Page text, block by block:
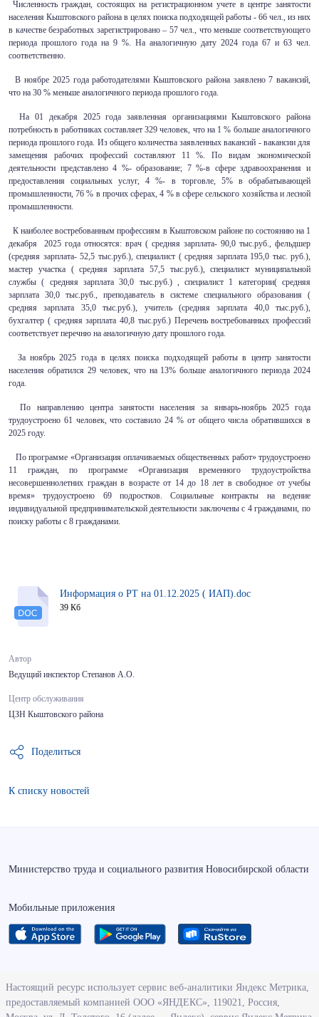
Численность граждан, состоящих на регистрационном учете в центре занятости
населения Кыштовского района в целях поиска подходящей работы - 66 чел., из них
в качестве безработных зарегистрировано – 57 чел., что меньше соответствующего
периода прошлого года на 9 %. На аналогичную дату 2024 года 67 и 63 чел.
соответственно.
В ноябре 2025 года работодателями Кыштовского района заявлено 7 вакансий,
что на 30 % меньше аналогичного периода прошлого года.
На 01 декабря 2025 года заявленная организациями Кыштовского района
потребность в работниках составляет 329 человек, что на 1 % больше аналогичного
периода прошлого года. Из общего количества заявленных вакансий - вакансии для
замещения рабочих профессий составляют 11 %. По видам экономической
деятельности представлено 4 %- образование; 7 %-в сфере здравоохранения и
предоставления социальных услуг, 4 %- в торговле, 5% в обрабатывающей
промышленности, 76 % в прочих сферах, 4 % в сфере сельского хозяйства и лесной
промышленности.
К наиболее востребованным профессиям в Кыштовском районе по состоянию на 1
декабря 2025 года относятся: врач ( средняя зарплата- 90,0 тыс.руб., фельдшер
(средняя зарплата- 52,5 тыс.руб.), специалист ( средняя зарплата 195,0 тыс. руб.),
мастер участка ( средняя зарплата 57,5 тыс.руб.), специалист муниципальной
службы ( средняя зарплата 30,0 тыс.руб.) , специалист 1 категории( средняя
зарплата 30,0 тыс.руб., преподаватель в системе специального образования (
средняя зарплата 35,0 тыс.руб.), учитель (средняя зарплата 40,0 тыс.руб.),
бухгалтер ( средняя зарплата 40,8 тыс.руб.) Перечень востребованных профессий
соответствует перечню на аналогичную дату прошлого года.
За ноябрь 2025 года в целях поиска подходящей работы в центр занятости
населения обратился 29 человек, что на 13% больше аналогичного периода 2024
года.
По направлению центра занятости населения за январь-ноябрь 2025 года
трудоустроено 61 человек, что составило 24 % от общего числа обратившихся в
2025 году.
По программе «Организация оплачиваемых общественных работ» трудоустроено
11 граждан, по программе «Организация временного трудоустройства
несовершеннолетних граждан в возрасте от 14 до 18 лет в свободное от учебы
время» трудоустроено 69 подростков. Социальные контракты на ведение
индивидуальной предпринимательской деятельности заключены с 4 гражданами, по
поиску работы с 8 гражданами.
Информация о РТ на 01.12.2025 ( ИАП).doc
39 Кб
Автор
Ведущий инспектор Степанов А.О.
Центр обслуживания
ЦЗН Кыштовского района
Поделиться
К списку новостей
Министерство труда и социального развития Новосибирской области
Мобильные приложения
О ведомстве
Деятельность министерства труда и социального развития
Настоящий ресурс использует сервис веб-аналитики Яндекс Метрика,
предоставляемый компанией ООО «ЯНДЕКС», 119021, Россия,